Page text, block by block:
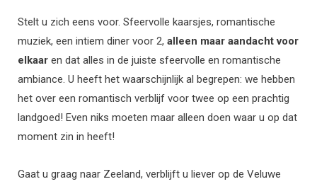
Stelt u zich eens voor. Sfeervolle kaarsjes, romantische
muziek, een intiem diner voor 2, alleen maar aandacht voor
elkaar en dat alles in de juiste sfeervolle en romantische
ambiance. U heeft het waarschijnlijk al begrepen: we hebben
het over een romantisch verblijf voor twee op een prachtig
landgoed! Even niks moeten maar alleen doen waar u op dat
moment zin in heeft!
Gaat u graag naar Zeeland, verblijft u liever op de Veluwe